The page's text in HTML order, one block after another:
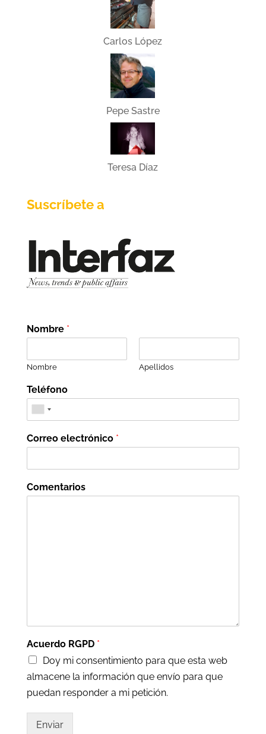
Carlos López
Pepe Sastre
Teresa Díaz
Suscríbete a
Nombre *
Nombre Apellidos
Teléfono
Correo electrónico *
Comentarios
Acuerdo RGPD *
Doy mi consentimiento para que esta web
almacene la información que envío para que
puedan responder a mi petición.
Enviar